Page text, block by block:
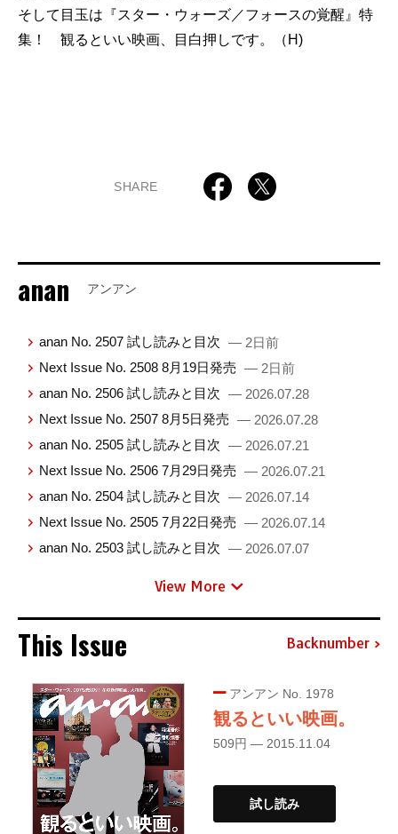
そして目玉は『スター・ウォーズ／フォースの覚醒』特
集！ 観るといい映画、目白押しです。（H)
SHARE
anan アンアン
anan No. 2507 試し読みと目次 — 2日前
Next Issue No. 2508 8月19日発売 — 2日前
anan No. 2506 試し読みと目次 — 2026.07.28
Next Issue No. 2507 8月5日発売 — 2026.07.28
anan No. 2505 試し読みと目次 — 2026.07.21
Next Issue No. 2506 7月29日発売 — 2026.07.21
anan No. 2504 試し読みと目次 — 2026.07.14
Next Issue No. 2505 7月22日発売 — 2026.07.14
anan No. 2503 試し読みと目次 — 2026.07.07
View More
This Issue Backnumber
アンアン No. 1978
観るといい映画。
509円 — 2015.11.04
試し読み